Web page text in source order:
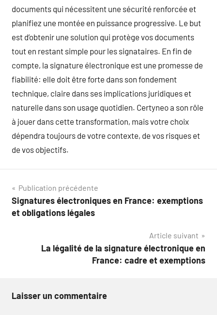
documents qui nécessitent une sécurité renforcée et
planifiez une montée en puissance progressive. Le but
est d’obtenir une solution qui protège vos documents
tout en restant simple pour les signataires. En fin de
compte, la signature électronique est une promesse de
fiabilité: elle doit être forte dans son fondement
technique, claire dans ses implications juridiques et
naturelle dans son usage quotidien. Certyneo a son rôle
à jouer dans cette transformation, mais votre choix
dépendra toujours de votre contexte, de vos risques et
de vos objectifs.
Navigation
de
Publication précédente
Signatures électroniques en France: exemptions
et obligations légales
Article suivant
La légalité de la signature électronique en
France: cadre et exemptions
Laisser un commentaire